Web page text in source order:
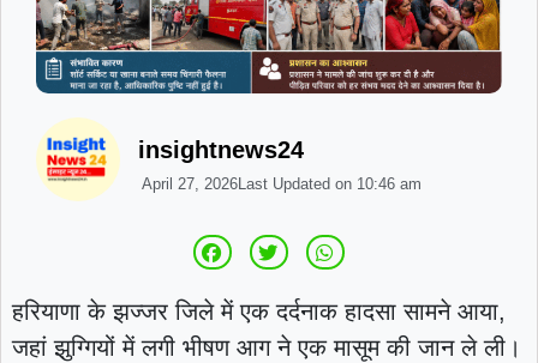
insightnews24
April 27, 2026Last Updated on 10:46 am
हरियाणा के झज्जर जिले में एक दर्दनाक हादसा सामने आया,
जहां झुग्गियों में लगी भीषण आग ने एक मासूम की जान ले ली।